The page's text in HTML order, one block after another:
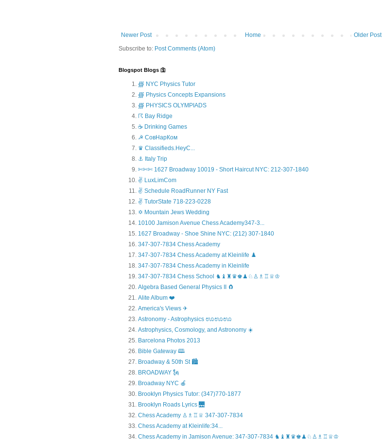
Newer Post Older Post
Home
Subscribe to: Post Comments (Atom)
Blogspot Blogs 🛐
∰ NYC Physics Tutor
∰ Physics Concepts Expansions
∰ PHYSICS OLYMPIADS
☈ Bay Ridge
☕ Drinking Games
☭ СовНарКом
♛ Classifieds.HeyC...
⚓ Italy Trip
✄✄✄ 1627 Broadway 10019 - Short Haircut NYC: 212-307-1840
✌ LuxLimCom
✌ Schedule RoadRunner NY Fast
✌ TutorState 718-223-0228
✡ Mountain Jews Wedding
10100 Jamison Avenue Chess Academy347-3...
1627 Broadway - Shoe Shine NYC: (212) 307-1840
347-307-7834 Chess Academy
347-307-7834 Chess Academy at Kleinlife ♟️
347-307-7834 Chess Academy in Kleinlife
347-307-7834 Chess School ♞♝♜♛♚♟♘♙♗♖♕♔
Algebra Based General Physics II 🧲
Alite Album ❤️
America's Views ✈
Astronomy - Astrophysics ಊಊಊ
Astrophysics, Cosmology, and Astronomy ☀️
Barcelona Photos 2013
Bible Gateway 🕮
Broadway & 50th St 🏙️
BROADWAY 🗽
Broadway NYC 🍎
Brooklyn Physics Tutor: (347)770-1877
Brooklyn Roads Lyrics 🌉
Chess Academy ♙♗♖♕ 347-307-7834
Chess Academy at Kleinlife:34...
Chess Academy in Jamison Avenue: 347-307-7834 ♞♝♜♛♚♟♘♙♗♖♕♔